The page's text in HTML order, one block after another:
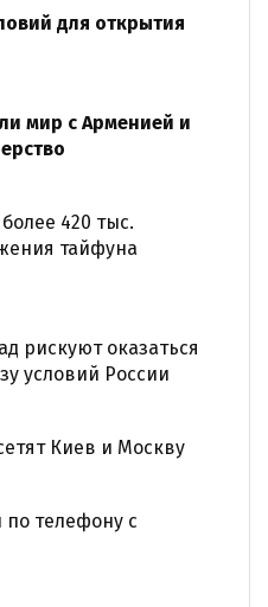
для открытия
мир с Арменией и
420 тыс.
тайфуна
рискуют оказаться
условий России
Киев и Москву
телефону с